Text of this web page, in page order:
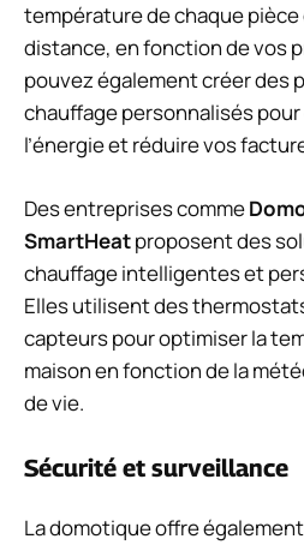
température de chaque pièce
distance, en fonction de vos
pouvez également créer des
chauffage personnalisés
l’énergie et réduire vos
Des entreprises comme
SmartHeatproposent des
chauffage intelligentes et
Elles utilisent des
capteurs pour optimiser la
maison en fonction de la
de vie.
Sécurité et surveillance
La domotique offre